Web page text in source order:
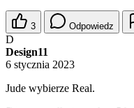
3 Odpowiedz
D
Design11
6 stycznia 2023
Jude wybierze Real.